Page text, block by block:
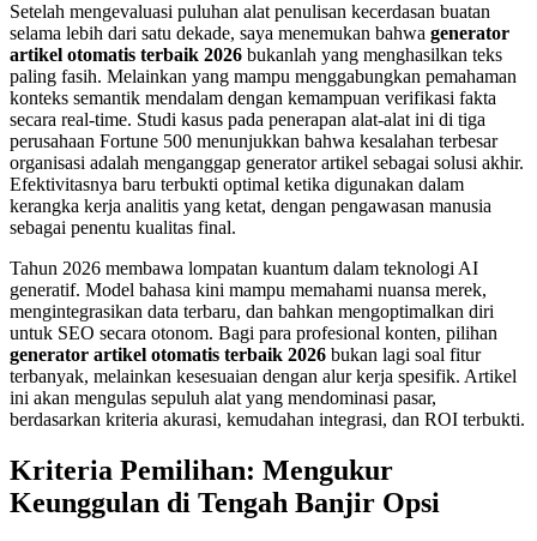
Setelah mengevaluasi puluhan alat penulisan kecerdasan buatan
selama lebih dari satu dekade, saya menemukan bahwa generator
artikel otomatis terbaik 2026 bukanlah yang menghasilkan teks
paling fasih. Melainkan yang mampu menggabungkan pemahaman
konteks semantik mendalam dengan kemampuan verifikasi fakta
secara real-time. Studi kasus pada penerapan alat-alat ini di tiga
perusahaan Fortune 500 menunjukkan bahwa kesalahan terbesar
organisasi adalah menganggap generator artikel sebagai solusi akhir.
Efektivitasnya baru terbukti optimal ketika digunakan dalam
kerangka kerja analitis yang ketat, dengan pengawasan manusia
sebagai penentu kualitas final.
Tahun 2026 membawa lompatan kuantum dalam teknologi AI
generatif. Model bahasa kini mampu memahami nuansa merek,
mengintegrasikan data terbaru, dan bahkan mengoptimalkan diri
untuk SEO secara otonom. Bagi para profesional konten, pilihan
generator artikel otomatis terbaik 2026 bukan lagi soal fitur
terbanyak, melainkan kesesuaian dengan alur kerja spesifik. Artikel
ini akan mengulas sepuluh alat yang mendominasi pasar,
berdasarkan kriteria akurasi, kemudahan integrasi, dan ROI terbukti.
Kriteria Pemilihan: Mengukur
Keunggulan di Tengah Banjir Opsi